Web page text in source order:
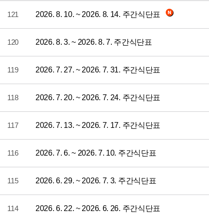
121 2026. 8. 10. ~ 2026. 8. 14. 주간식단표
120 2026. 8. 3. ~ 2026. 8. 7. 주간식단표
119 2026. 7. 27. ~ 2026. 7. 31. 주간식단표
118 2026. 7. 20. ~ 2026. 7. 24. 주간식단표
117 2026. 7. 13. ~ 2026. 7. 17. 주간식단표
116 2026. 7. 6. ~ 2026. 7. 10. 주간식단표
115 2026. 6. 29. ~ 2026. 7. 3. 주간식단표
114 2026. 6. 22. ~ 2026. 6. 26. 주간식단표